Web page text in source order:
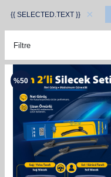
{{ SELECTED.TEXT }} ×
Filtre
%50